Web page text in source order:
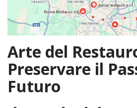
Arte del
Preservare il
Futuro